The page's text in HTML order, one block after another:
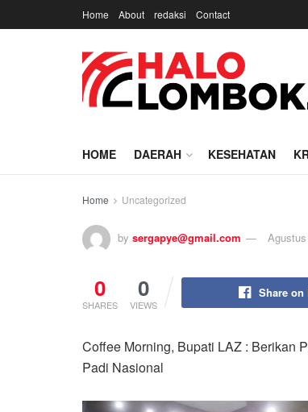
Home About redaksi Contact
HOME DAERAH KESEHATAN
Home Uncategorized
by sergapye@gmail.com
0
SHARES
0
VIEWS
Share on
Coffee Morning, Bupati LAZ : Berikan
Padi Nasional